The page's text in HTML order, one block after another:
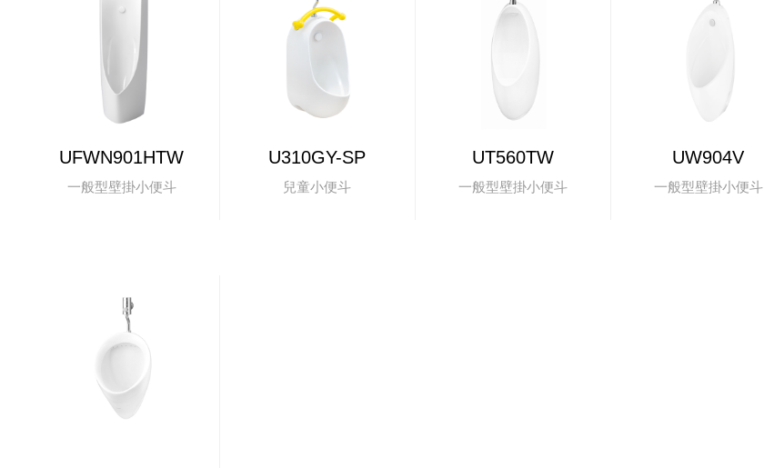
UFWN901HTW
一般型壁掛小便斗
U310GY-SP
兒童小便斗
UT560TW
一般型壁掛小便斗
UW904V
一般型壁掛小便斗